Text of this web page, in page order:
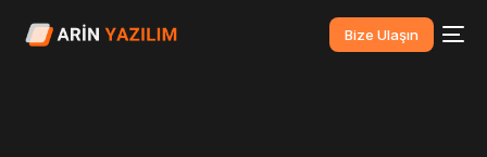
Bize Ulaşın